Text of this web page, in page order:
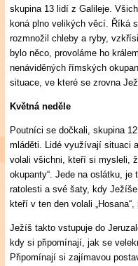
skupina 13 lidí z Galileje.
koná plno velikých věcí. Říká
rozmnožil chleby a ryby,
bylo něco, provoláme ho
nenáviděných římských
situace, ve které se zrovna
Květná neděle
Poutníci se dočkali, skupina
mláděti. Lidé využívají situaci
volali všichni, kteří si mysleli,
okupanty“. Jede na oslátku,
ratolesti a své šaty, kdy
kteří v ten den volali
Ježíš takto vstupuje do
kdy si připomínají, jak se
Připomínají si zajímavou